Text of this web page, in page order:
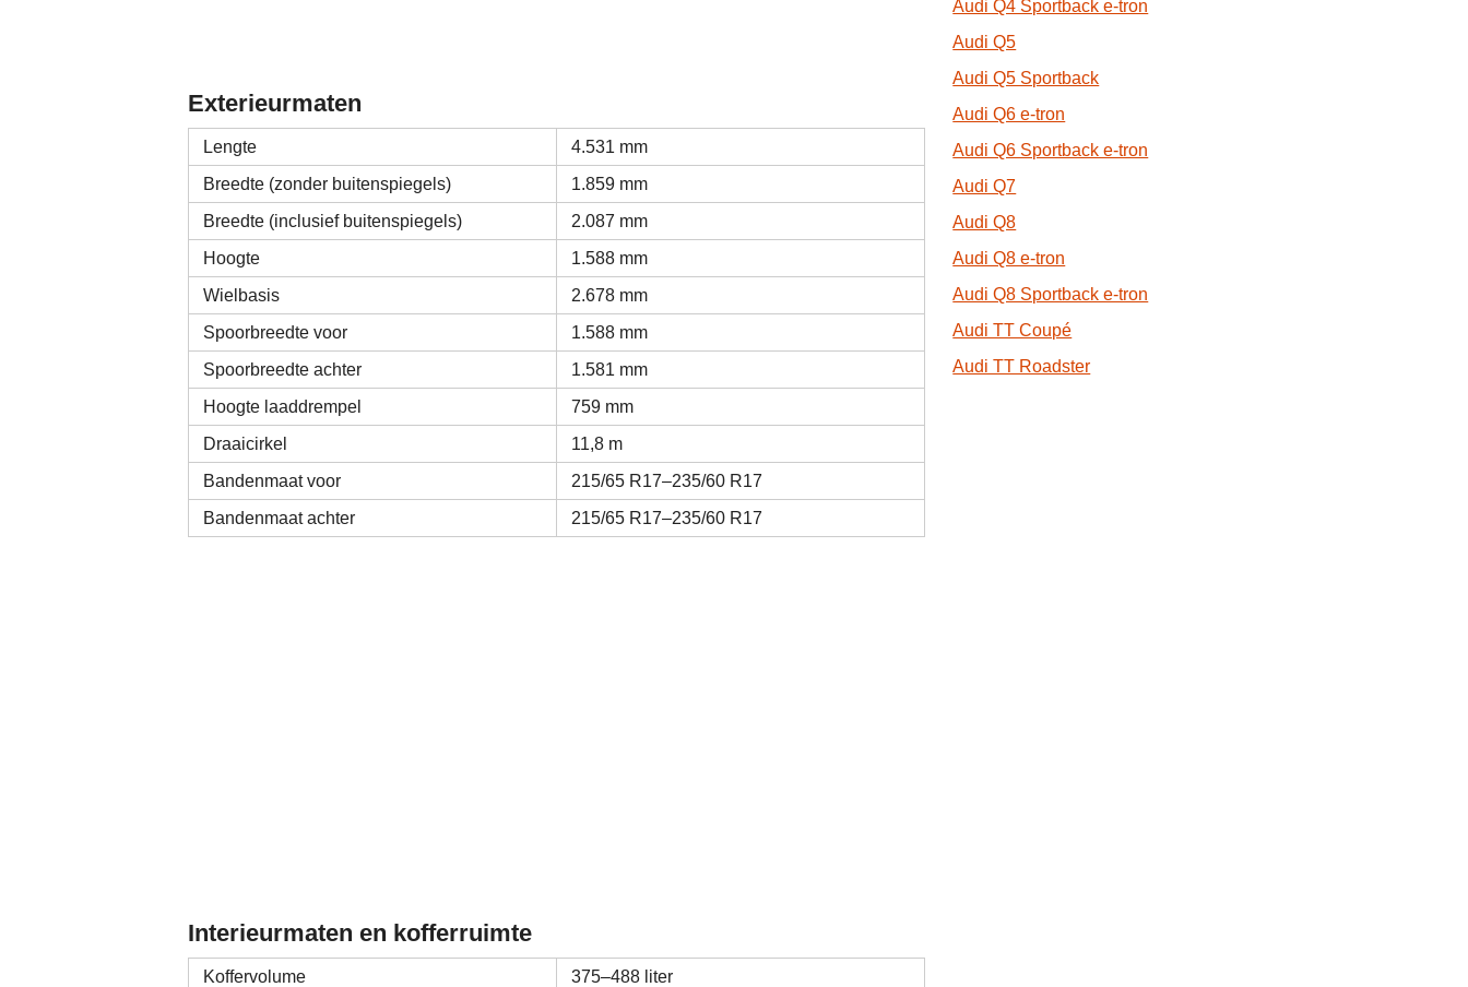
Exterieurmaten
Lengte
4.531 mm
Breedte (zonder buitenspiegels)
1.859 mm
Breedte (inclusief buitenspiegels)
2.087 mm
Hoogte
1.588 mm
Wielbasis
2.678 mm
Spoorbreedte voor
1.588 mm
Spoorbreedte achter
1.581 mm
Hoogte laaddrempel
759 mm
Draaicirkel
11,8 m
Bandenmaat voor
215/65 R17–235/60 R17
Bandenmaat achter
215/65 R17–235/60 R17
Interieurmaten en kofferruimte
Koffervolume
375–488 liter
Audi Q4 Sportback e-tron
Audi Q5
Audi Q5 Sportback
Audi Q6 e-tron
Audi Q6 Sportback e-tron
Audi Q7
Audi Q8
Audi Q8 e-tron
Audi Q8 Sportback e-tron
Audi TT Coupé
Audi TT Roadster